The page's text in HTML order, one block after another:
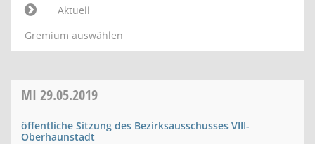
Aktuell
Gremium auswählen
MI 29.05.2019
öffentliche Sitzung des Bezirksausschusses VIII-
Oberhaunstadt